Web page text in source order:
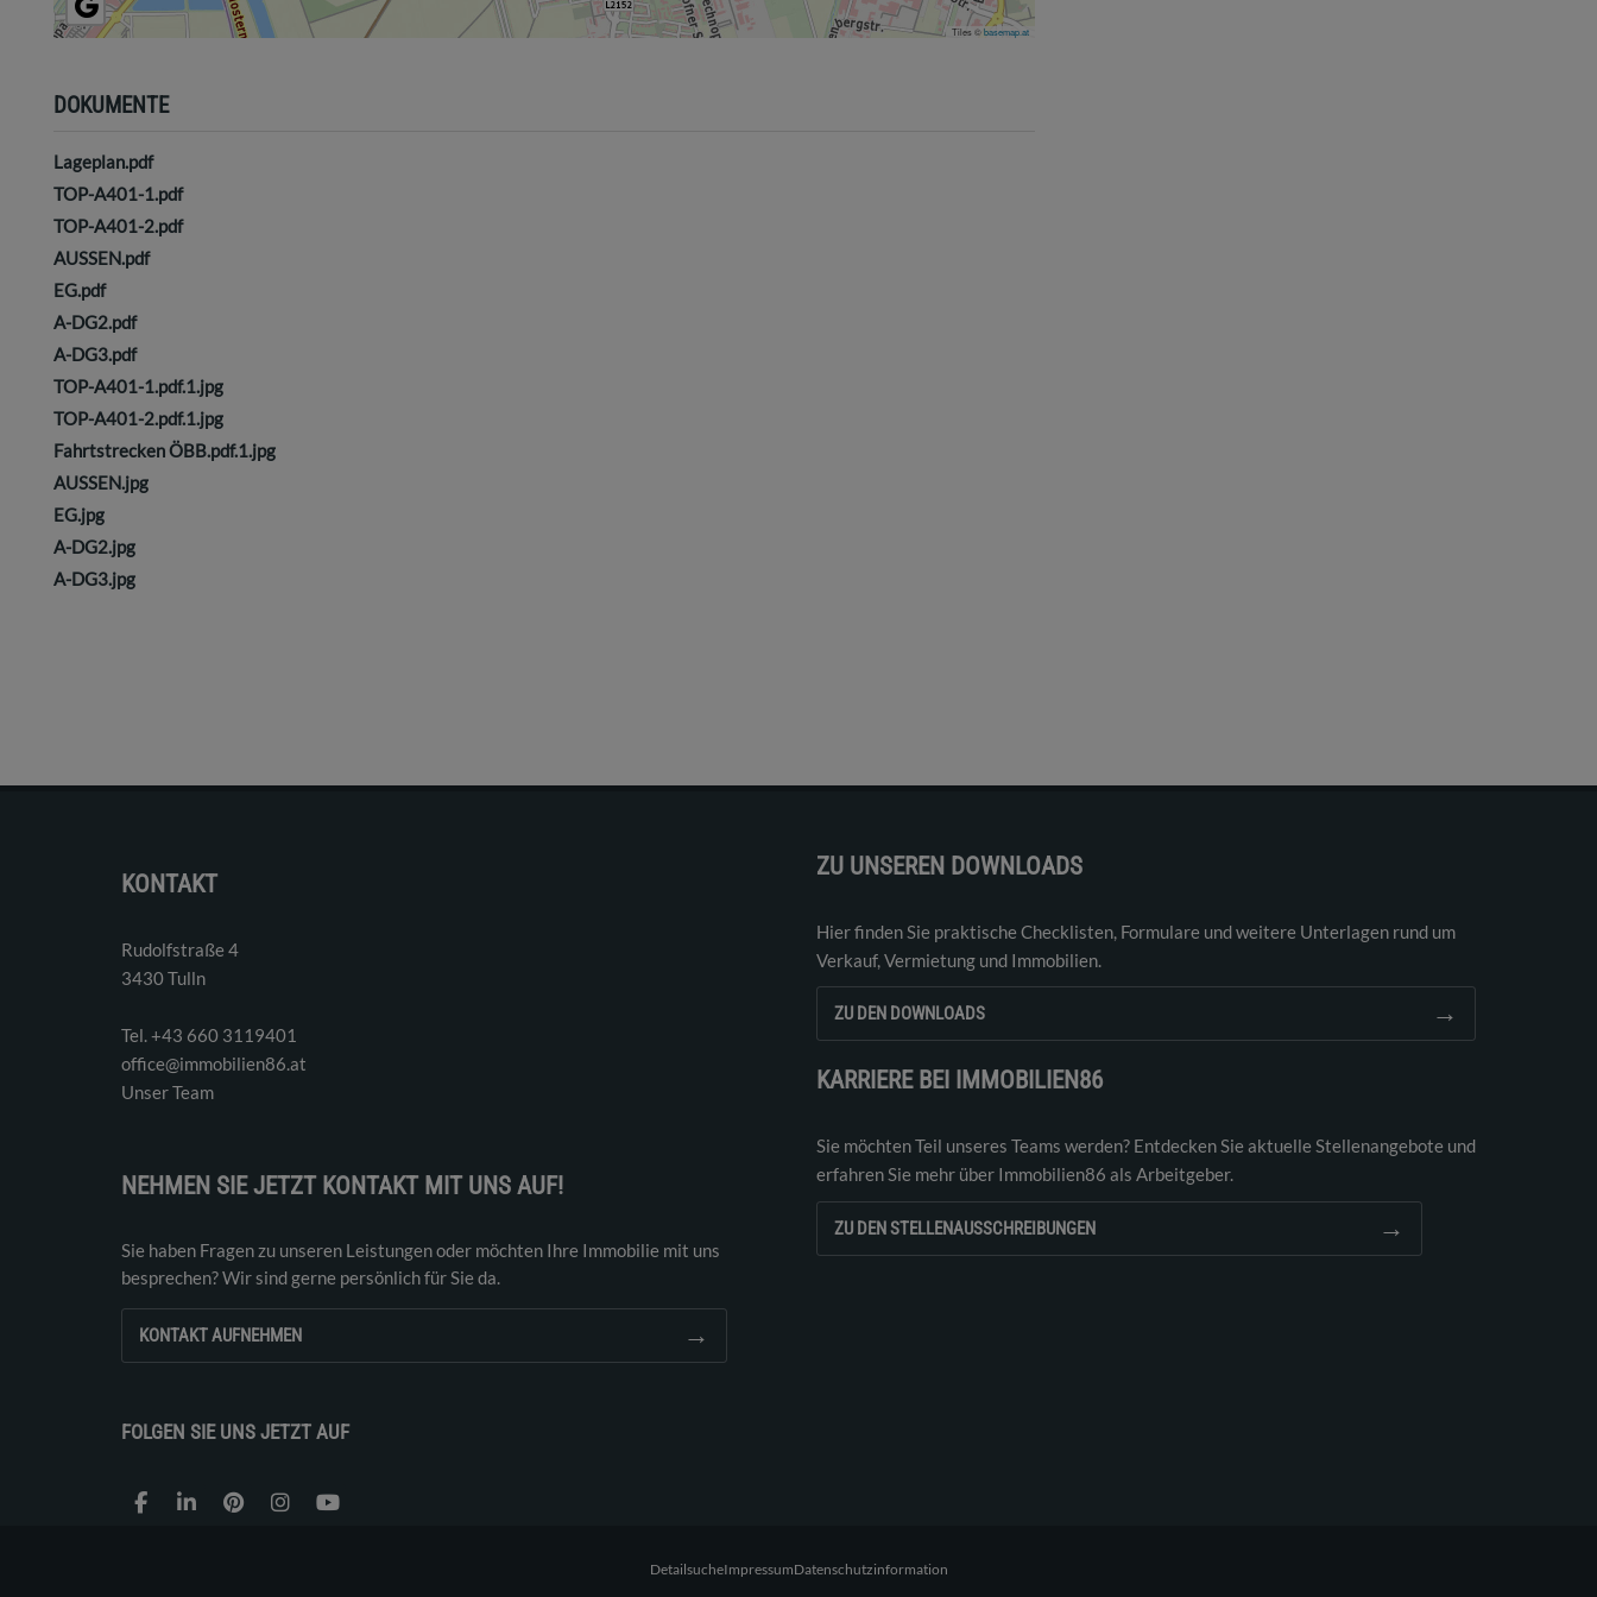
Tiles ©basemap.at
DOKUMENTE
Lageplan.pdf
TOP-A401-1.pdf
TOP-A401-2.pdf
AUSSEN.pdf
EG.pdf
A-DG2.pdf
A-DG3.pdf
TOP-A401-1.pdf.1.jpg
TOP-A401-2.pdf.1.jpg
Fahrtstrecken ÖBB.pdf.1.jpg
AUSSEN.jpg
EG.jpg
A-DG2.jpg
A-DG3.jpg
KONTAKT
Rudolfstraße 4
3430 Tulln
Tel. ‭+43 660 3119401‬
office@immobilien86.at
Unser Team
NEHMEN SIE JETZT KONTAKT MIT UNS AUF!
Sie haben Fragen zu unseren Leistungen oder möchten Ihre Immobilie mit uns
besprechen? Wir sind gerne persönlich für Sie da.
KONTAKT AUFNEHMEN →
FOLGEN SIE UNS JETZT AUF
ZU UNSEREN DOWNLOADS
Hier finden Sie praktische Checklisten, Formulare und weitere Unterlagen rund um
Verkauf, Vermietung und Immobilien.
ZU DEN DOWNLOADS →
KARRIERE BEI IMMOBILIEN86
Sie möchten Teil unseres Teams werden? Entdecken Sie aktuelle Stellenangebote und
erfahren Sie mehr über Immobilien86 als Arbeitgeber.
ZU DEN STELLENAUSSCHREIBUNGEN →
DetailsucheImpressumDatenschutzinformation